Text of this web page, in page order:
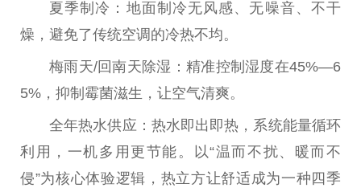
夏季制冷：地面制冷无风感、无噪音、不干
燥，避免了传统空调的冷热不均。
梅雨天/回南天除湿：精准控制湿度在45%—6
5%，抑制霉菌滋生，让空气清爽。
全年热水供应：热水即出即热，系统能量循环
利用，一机多用更节能。以“温而不扰、暖而不
侵”为核心体验逻辑，热立方让舒适成为一种四季